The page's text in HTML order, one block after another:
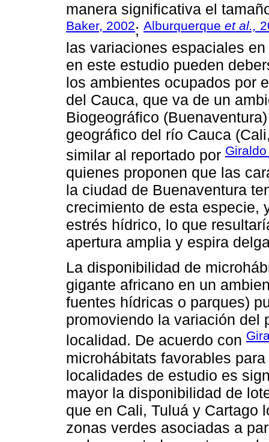
manera significativa el
Baker, 2002; Alburquerque et al.,
las variaciones espaciales
en este estudio pueden
los ambientes ocupados por
del Cauca, que va de un
Biogeográfico
geográfico del río Cauca
similar al reportado por
quienes proponen que las
la ciudad de Buenaventura
crecimiento de esta especie,
estrés hídrico, lo que
apertura amplia y espira
La disponibilidad de
gigante africano en un
fuentes hídricas o parques)
promoviendo la variación del
localidad. De acuerdo con
microhábitats favorables
localidades de estudio es
mayor la disponibilidad de
que en Cali, Tuluá y Cartago
zonas verdes asociadas a